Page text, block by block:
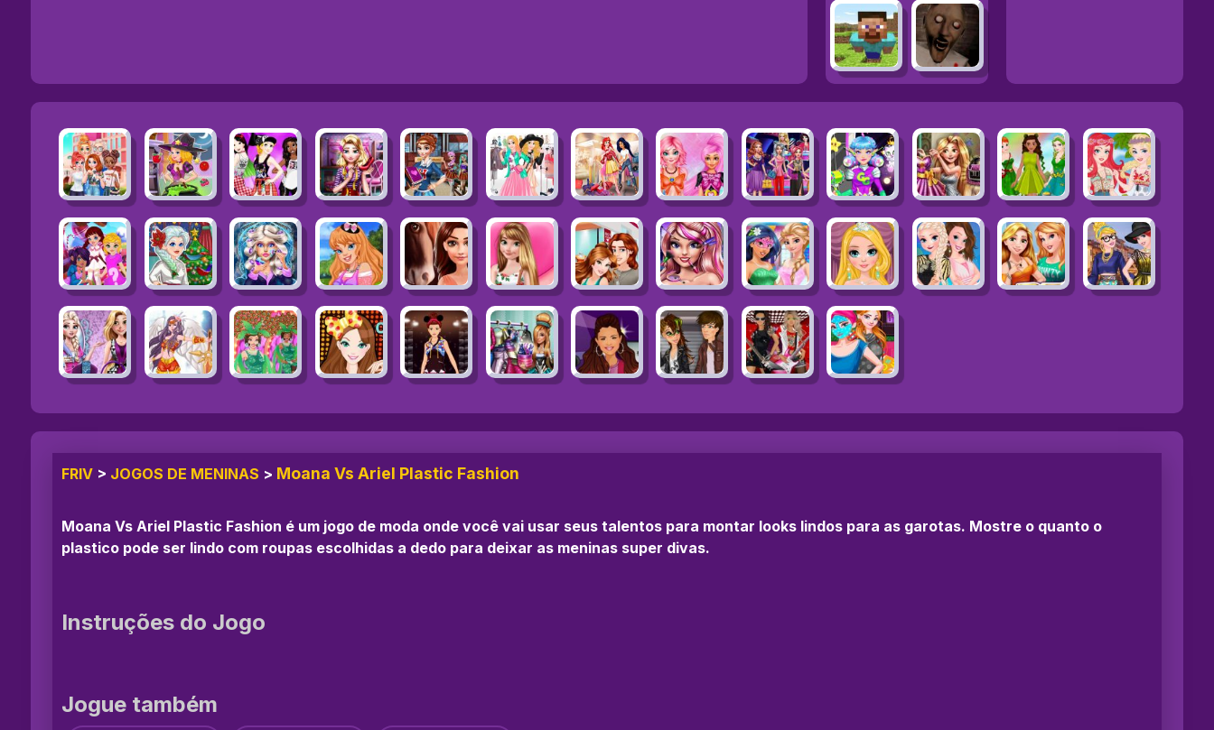
FRIV > JOGOS DE MENINAS > Moana Vs Ariel Plastic Fashion
Moana Vs Ariel Plastic Fashion é um jogo de moda onde você vai usar seus talentos para montar looks lindos para as garotas. Mostre o quanto o
plastico pode ser lindo com roupas escolhidas a dedo para deixar as meninas super divas.
Instruções do Jogo
Jogue também